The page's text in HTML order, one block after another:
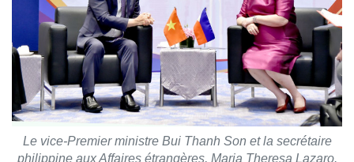
Le vice-Premier ministre Bui Thanh Son et la secrétaire
philippine aux Affaires étrangères, Maria Theresa Lazaro.